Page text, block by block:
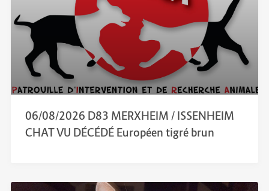
06/08/2026 D83 MERXHEIM / ISSENHEIM
CHAT VU DÉCÉDÉ Européen tigré brun